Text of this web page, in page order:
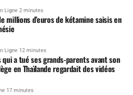
Ligne 2 minutes
millions d’euros de kétamine saisis en
Ligne 12 minutes
qui a tué ses grands-parents avant son
en Thaïlande regardait des vidéos
17 minutes